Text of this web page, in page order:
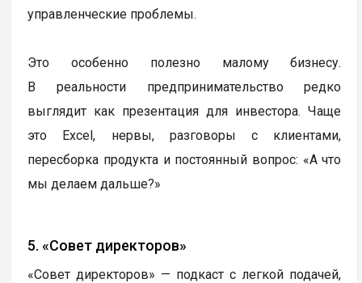
управленческие проблемы.
Это особенно полезно малому бизнесу.
В реальности предпринимательство редко
выглядит как презентация для инвестора. Чаще
это Excel, нервы, разговоры с клиентами,
пересборка продукта и постоянный вопрос: «А что
мы делаем дальше?»
5. «Совет директоров»
«Совет директоров» — подкаст с легкой подачей,